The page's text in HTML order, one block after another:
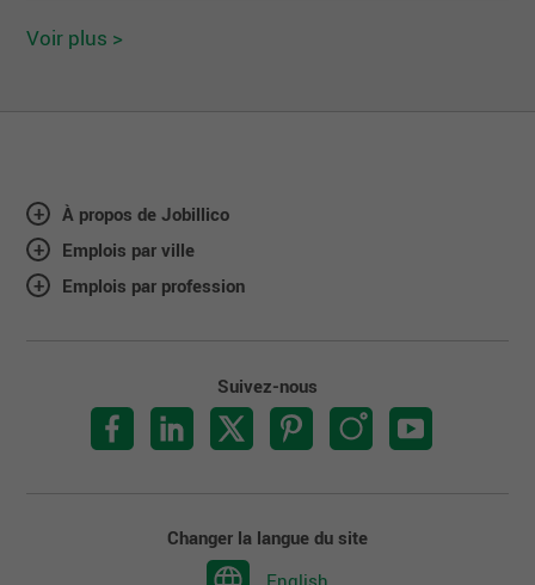
Voir plus >
À propos de Jobillico
Emplois par ville
Emplois par profession
Suivez-nous
Changer la langue du site